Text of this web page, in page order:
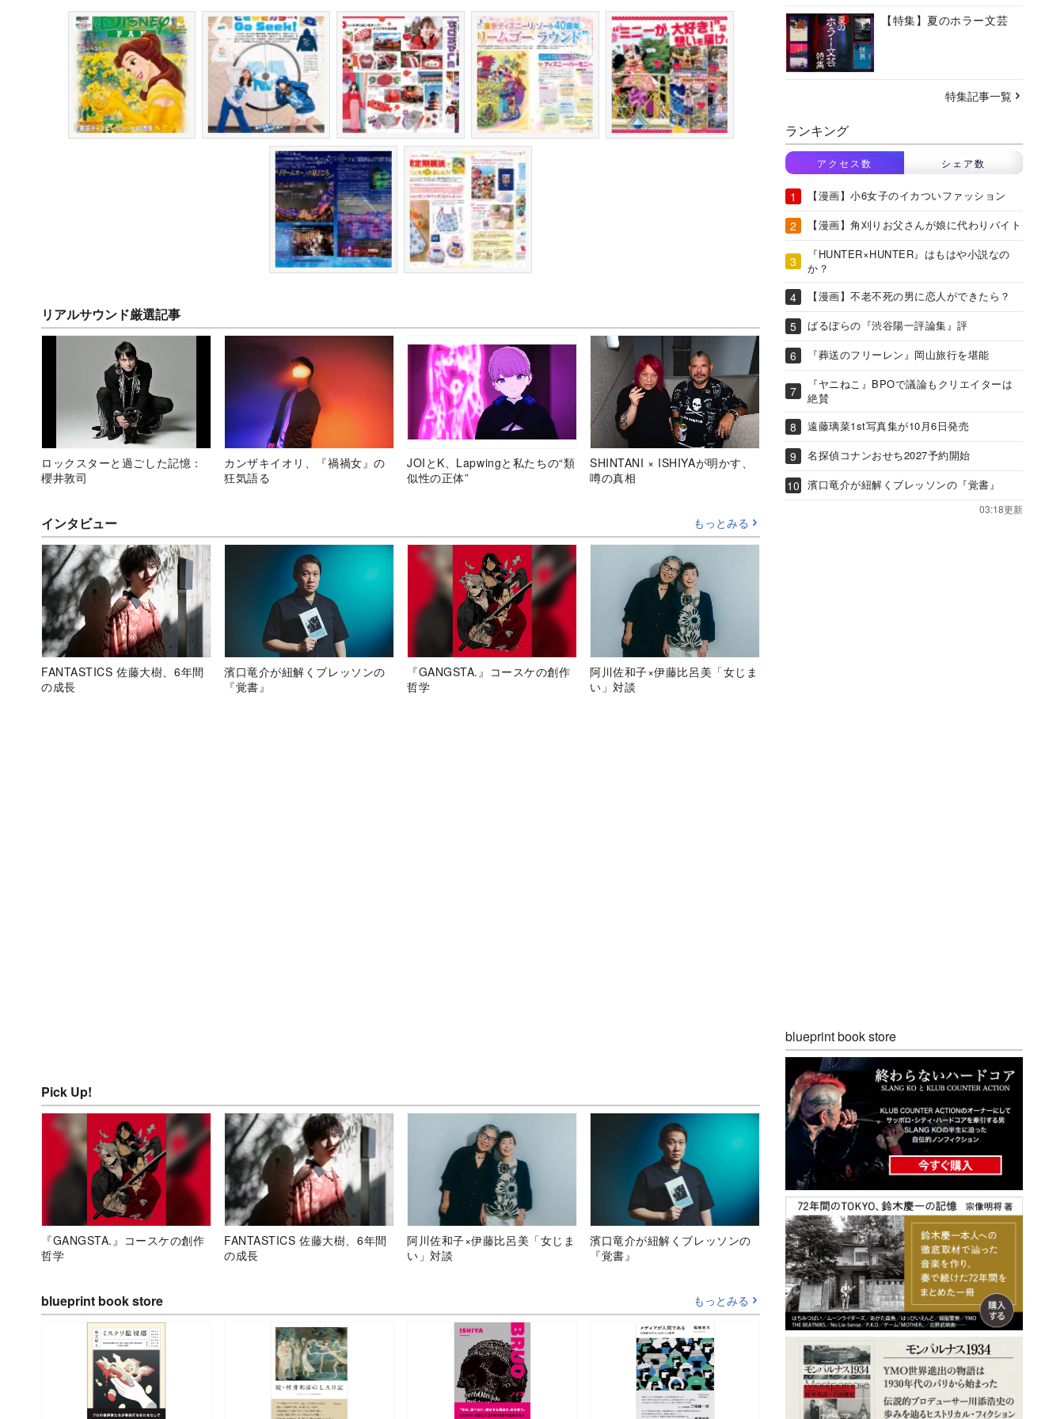
リアルサウンド厳選記事
ロックスターと過ごした記憶：
櫻井敦司
カンザキイオリ、『禍禍女』の
狂気語る
JOIとK、Lapwingと私たちの“類
似性の正体”
SHINTANI × ISHIYAが明かす、
噂の真相
インタビュー もっとみる
FANTASTICS 佐藤大樹、6年間
の成長
濱口竜介が紐解くブレッソンの
『覚書』
『GANGSTA.』コースケの創作
哲学
阿川佐和子×伊藤比呂美「女じま
い」対談
Pick Up!
『GANGSTA.』コースケの創作
哲学
FANTASTICS 佐藤大樹、6年間
の成長
阿川佐和子×伊藤比呂美「女じま
い」対談
濱口竜介が紐解くブレッソンの
『覚書』
blueprint book store もっとみる
【特集】夏のホラー文芸
特集記事一覧
ランキング
アクセス数 シェア数
【漫画】小6女子のイカついファッション
【漫画】角刈りお父さんが娘に代わりバイト
『HUNTER×HUNTER』はもはや小説なの
か？
【漫画】不老不死の男に恋人ができたら？
ばるぼらの『渋谷陽一評論集』評
『葬送のフリーレン』岡山旅行を堪能
『ヤニねこ』BPOで議論もクリエイターは
絶賛
遠藤璃菜1st写真集が10月6日発売
名探偵コナンおせち2027予約開始
濱口竜介が紐解くブレッソンの『覚書』
03:18更新
blueprint book store